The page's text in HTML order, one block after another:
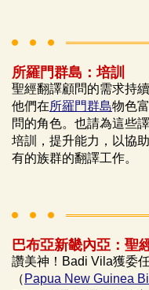
所羅門群島：培訓
聖經翻譯顧問的需求持
他們在所羅門群島物色
問的角色。也請為這些
培訓，提升能力，以協
有的族群的翻譯工作。
巴布亞新畿內亞：聖
讚美神！Badi Vila獲委
（ Papua New Guinea